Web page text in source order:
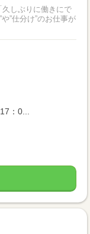
久しぶりに働きにで
：0...